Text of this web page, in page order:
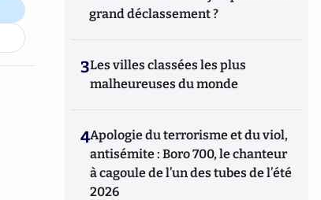
grand déclassement ?
3Les villes classées les plus
malheureuses du monde
4Apologie du terrorisme et du viol,
antisémite : Boro 700, le chanteur
à cagoule de l’un des tubes de l’été
2026